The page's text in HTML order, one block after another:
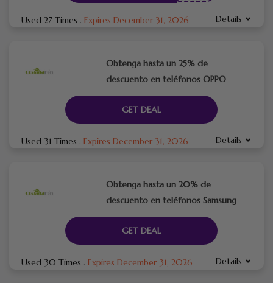
Used 27 Times . Expires December 31, 2026 Details
Obtenga hasta un 25% de
descuento en teléfonos OPPO
GET DEAL
Used 31 Times . Expires December 31, 2026 Details
Obtenga hasta un 20% de
descuento en teléfonos Samsung
GET DEAL
Used 30 Times . Expires December 31, 2026 Details